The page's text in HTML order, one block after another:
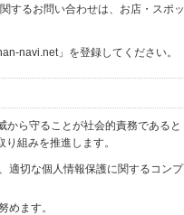
するお問い合わせは、お店・スポッ
navi.net」を登録してください。
ら守ることが社会的責務であると
組みを推進します。
適切な個人情報保護に関するコンプ
めます。